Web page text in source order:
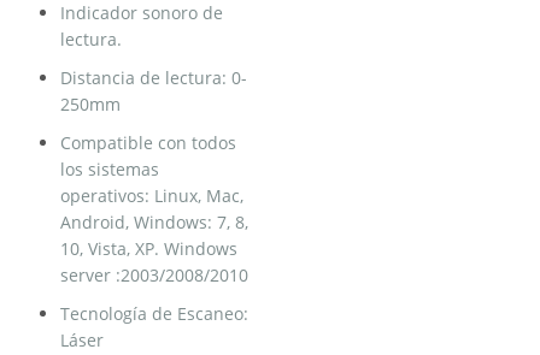
Indicador sonoro de
lectura.
Distancia de lectura: 0-
250mm
Compatible con todos
los sistemas
operativos: Linux, Mac,
Android, Windows: 7, 8,
10, Vista, XP. Windows
server :2003/2008/2010
Tecnología de Escaneo:
Láser